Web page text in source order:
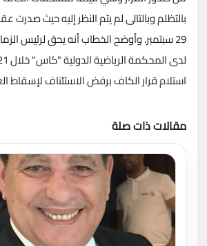
بالتظلم وبالتالى لم يتم النظر إليه حيث صدرت
29 سبتمبر. وأوضح الخطاب أنه يحق لرئيس
استلام قرار الكاف برفض الاستئناف لإسقاط
مقالات ذات صلة